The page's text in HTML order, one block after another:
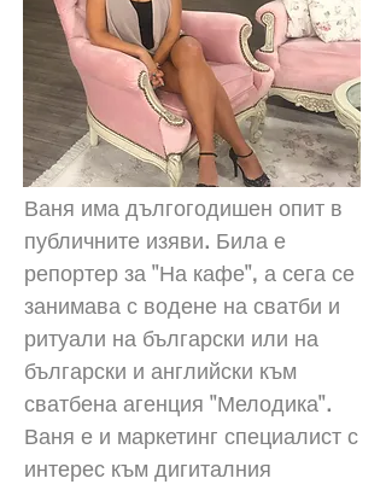
Ваня има дългогодишен опит в
публичните изяви. Била е
репортер за "На кафе", а сега се
занимава с водене на сватби и
ритуали на български или на
български и английски към
сватбена агенция "Мелодика".
Ваня е и маркетинг специалист с
интерес към дигиталния